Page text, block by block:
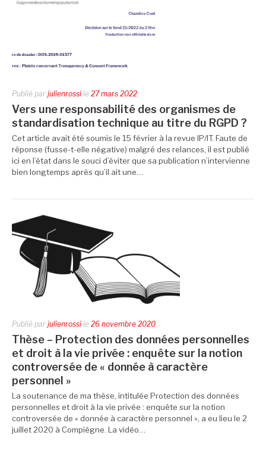
Publié par julienrossi le 27 mars 2022
Vers une responsabilité des organismes de
standardisation technique au titre du RGPD ?
Cet article avait été soumis le 15 février à la revue IP/IT. Faute de
réponse (fusse-t-elle négative) malgré des relances, il est publié
ici en l’état dans le souci d’éviter que sa publication n’intervienne
bien longtemps après qu’il ait une…
Publié par julienrossi le 26 novembre 2020
Thèse – Protection des données personnelles
et droit à la vie privée : enquête sur la notion
controversée de « donnée à caractère
personnel »
La soutenance de ma thèse, intitulée Protection des données
personnelles et droit à la vie privée : enquête sur la notion
controversée de « donnée à caractère personnel », a eu lieu le 2
juillet 2020 à Compiègne. La vidéo…